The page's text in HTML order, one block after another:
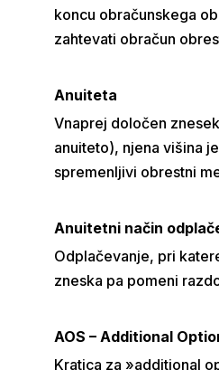
koncu obračunskega
zahtevati obračun
Anuiteta
Vnaprej določen
anuiteto), njena višina
spremenljivi obrestni
Anuitetni način
Odplačevanje, pri
zneska pa pomeni
AOS – Additional
Kratica za »additional